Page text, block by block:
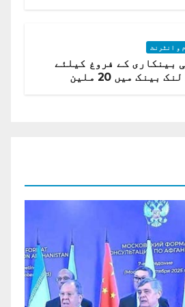
و انٹرنٹ
بینکاری کے فروغ کیلئے
موبی لنک بینک میں 20 ملین